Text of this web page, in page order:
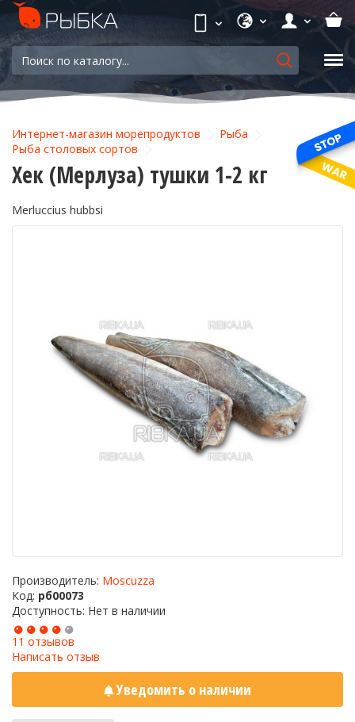
Интернет-магазин морепродуктов
Рыба
Рыба столовых сортов
Хек (Мерлуза) тушки 1-2 кг
Merluccius hubbsi
Производитель: Moscuzza
Код: рб00073
Доступность: Нет в наличии
11 отзывов
Написать отзыв
Уведомить о наличии